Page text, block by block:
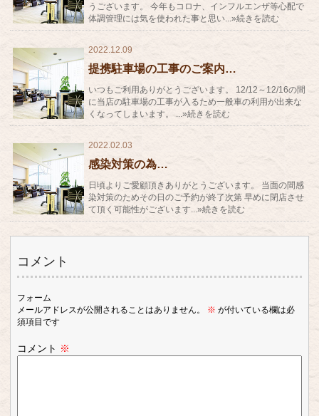
うございます。 今年もコロナ、インフルエンザ等心配で
体調管理には気を使われた事と思い...»続きを読む
2022.12.09
提携駐車場の工事のご案内…
いつもご利用ありがとうございます。 12/12～12/16の間
に当店の駐車場の工事が入るため一般車の利用が出来な
くなってしまいます。 ...»続きを読む
2022.02.03
感染対策の為…
日頃よりご愛顧頂きありがとうございます。 当面の間感
染対策のためその日のご予約が終了次第 早めに閉店させ
て頂く可能性がございます...»続きを読む
コメント
フォーム
メールアドレスが公開されることはありません。
※ が付いている欄は必
須項目です
コメント ※